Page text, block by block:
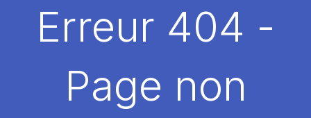
DÉMARRER
Erreur 404 -
Page non